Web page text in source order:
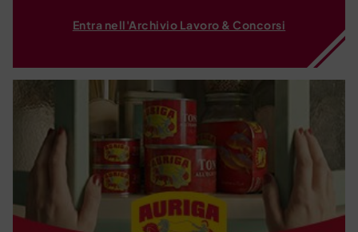
Entra nell'Archivio Lavoro & Concorsi